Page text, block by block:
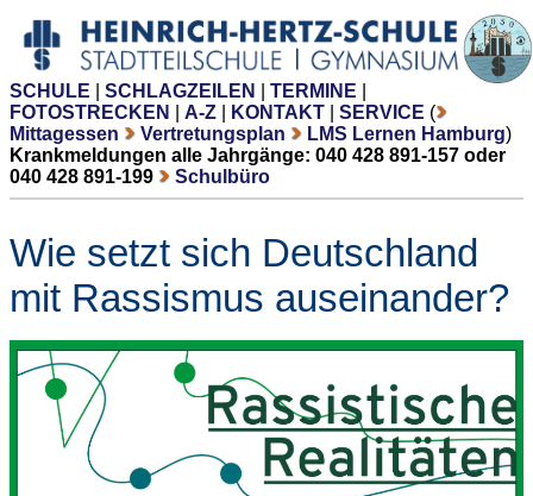
SCHULE SCHLAGZEILEN TERMINE
FOTOSTRECKEN
A-Z KONTAKT SERVICE (
Mittagessen
Vertretungsplan LMS Lernen Hamburg)
Krankmeldungen alle Jahrgänge: 040 428 891-157 oder
040 428 891-199
Schulbüro
Wie setzt sich Deutschland
mit Rassismus auseinander?